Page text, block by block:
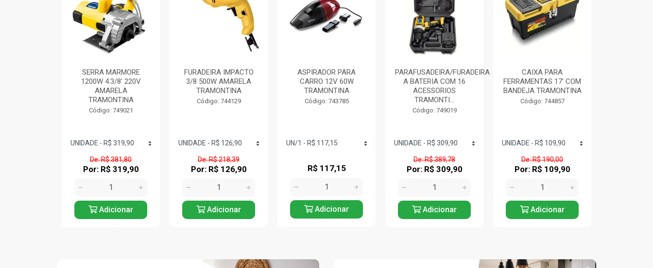
SERRA MARMORE
1200W 4.3/8' 220V
AMARELA
TRAMONTINA
Código: 749021
De: R$ 381,80
Por: R$ 319,90
Adicionar
FURADEIRA IMPACTO
3/8 500W AMARELA
TRAMONTINA
Código: 744129
De: R$ 218,39
Por: R$ 126,90
Adicionar
ASPIRADOR PARA
CARRO 12V 60W
TRAMONTINA
Código: 743785
R$ 117,15
Adicionar
PARAFUSADEIRA/FURADEIRA
A BATERIA COM 16
ACESSORIOS
TRAMONTI...
Código: 749019
De: R$ 389,78
Por: R$ 309,90
Adicionar
CAIXA PARA
FERRAMENTAS 17' COM
BANDEJA TRAMONTINA
Código: 744857
De: R$ 190,00
Por: R$ 109,90
Adicionar